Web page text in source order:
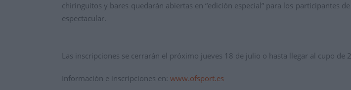
chiringuitos y bares quedarán abiertas en “edición especial” para los participantes
espectacular.
Las inscripciones se cerrarán el próximo jueves 18 de julio o hasta llegar al cupo de
Información e inscripciones en: www.ofsport.es